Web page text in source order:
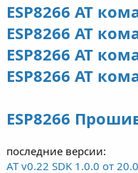
ESP8266 AT
ESP8266 AT
ESP8266 AT
ESP8266 AT
ESP8266
последние версии:
AT v0.22 SDK 1.0.0 от